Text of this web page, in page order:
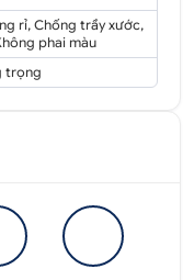
rỉ, Chống trầy xước,
phai màu
trọng